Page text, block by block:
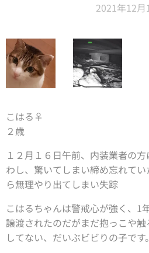
2021年12月
こはる♀
２歳
１２月１６日午前、内装業者の
わし、驚いてしまい締め忘れて
ら無理やり出てしまい失踪
こはるちゃんは警戒心が強く、1
譲渡されたのだがまだ抱っこや
してない、だいぶビビりの子です。